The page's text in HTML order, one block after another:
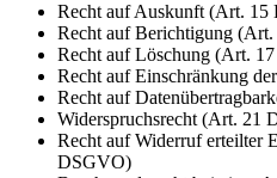
Recht auf Auskunft (Art. 15
Recht auf Berichtigung
Recht auf Löschung (Art.
Recht auf Einschränkung
Recht auf
Widerspruchsrecht (Art. 21
Recht auf Widerruf erteilter
DSGVO)